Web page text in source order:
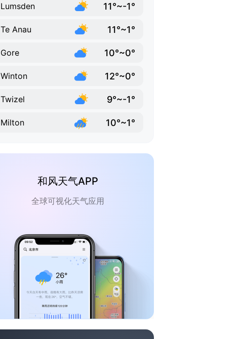
Lumsden 11°~-1°
Te Anau 11°~1°
Gore 10°~0°
Winton 12°~0°
Twizel 9°~-1°
Milton 10°~1°
和风天气APP
全球可视化天气应用